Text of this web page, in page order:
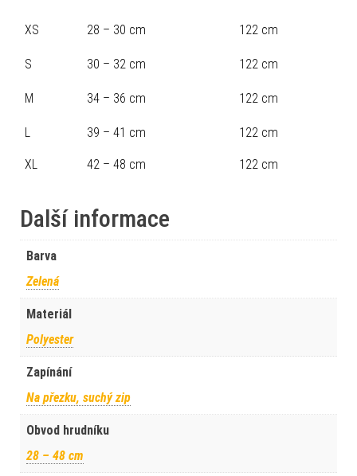
XS 28 – 30 cm 122 cm
S 30 – 32 cm 122 cm
M 34 – 36 cm 122 cm
L 39 – 41 cm 122 cm
XL 42 – 48 cm 122 cm
Další informace
Barva
Zelená
Materiál
Polyester
Zapínání
Na přezku, suchý zip
Obvod hrudníku
28 – 48 cm